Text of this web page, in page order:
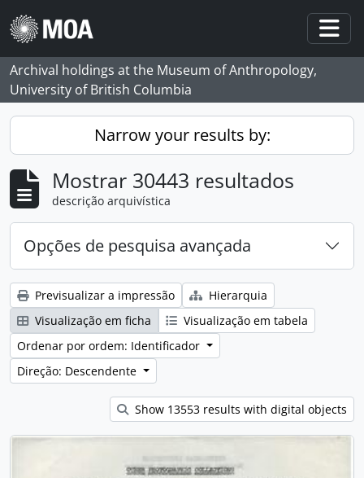
Skip to main content
Archival holdings at the Museum of Anthropology,
University of British Columbia
Narrow your results by:
Mostrar 30443 resultados
descrição arquivística
Opções de pesquisa avançada
Previsualizar a impressão
Hierarquia
Visualização em ficha
Visualização em tabela
Ordenar por ordem: Identificador
Direção: Descendente
Show 13553 results with digital objects